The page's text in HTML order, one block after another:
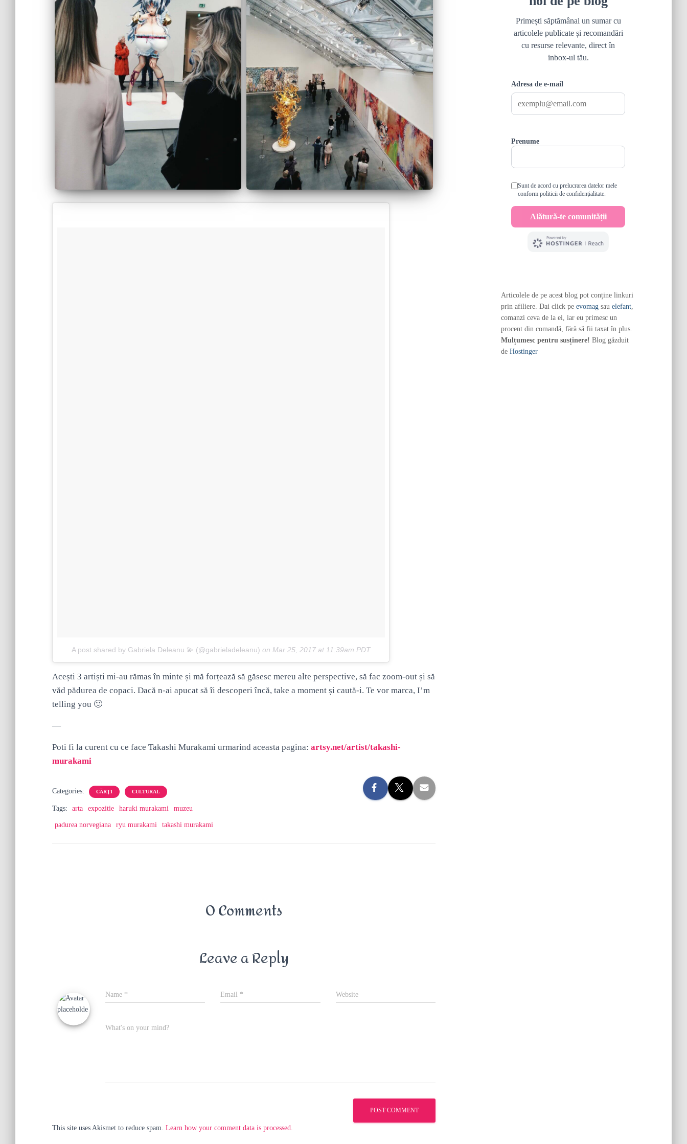
A post shared by Gabriela Deleanu 💫 (@gabrieladeleanu) on Mar 25, 2017 at 11:39am PDT
Acești 3 artiști mi-au rămas în minte și mă forțează să găsesc mereu alte perspective, să fac zoom-out și să
văd pădurea de copaci. Dacă n-ai apucat să îi descoperi încă, take a moment și caută-i. Te vor marca, I’m
telling you 🙂
—
Poti fi la curent cu ce face Takashi Murakami urmarind aceasta pagina: artsy.net/artist/takashi-
murakami
Categories: CĂRŢI CULTURAL
Tags: arta expozitie haruki murakami muzeu
padurea norvegiana ryu murakami takashi murakami
0 Comments
Leave a Reply
Name * Email * Website
What's on your mind?
This site uses Akismet to reduce spam. Learn how your comment data is processed.
Articolele de pe acest blog pot conține linkuri
prin afiliere. Dai click pe evomagsau elefant,
comanzi ceva de la ei, iar eu primesc un
procent din comandă, fără să fii taxat în plus.
Mulțumesc pentru susținere! Blog găzduit
de Hostinger